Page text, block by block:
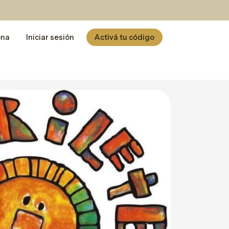
Iniciar sesión Activá tu código